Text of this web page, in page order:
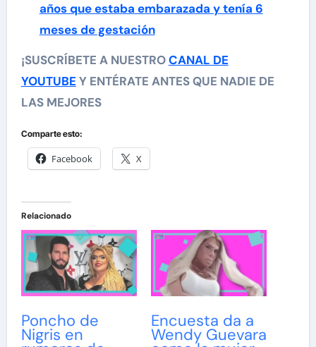
años que estaba embarazada y tenía 6
meses de gestación
¡SUSCRÍBETE A NUESTROCANAL DE
YOUTUBE Y ENTÉRATE ANTES QUE NADIE DE
LAS MEJORES
Comparte esto:
Facebook X
Relacionado
Poncho de
Nigris en
Encuesta da a
Wendy Guevara